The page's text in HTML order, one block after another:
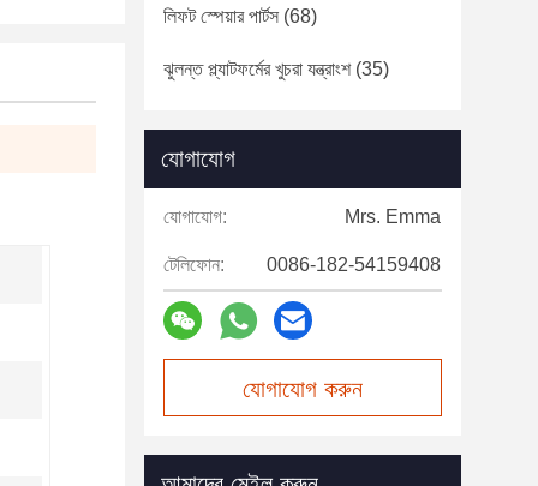
লিফট স্পেয়ার পার্টস (68)
ঝুলন্ত প্ল্যাটফর্মের খুচরা যন্ত্রাংশ(35)
যোগাযোগ
যোগাযোগ: Mrs. Emma
টেলিফোন: 0086-182-54159408
যোগাযোগ করুন